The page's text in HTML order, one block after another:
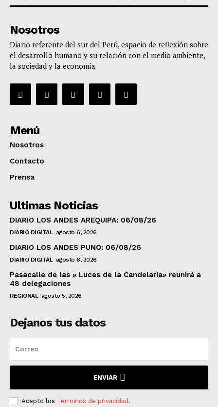
Nosotros
Diario referente del sur del Perú, espacio de reflexión sobre
el desarrollo humano y su relación con el medio ambiente,
la sociedad y la economía
Menú
Nosotros
Contacto
Prensa
Ultimas Noticias
DIARIO LOS ANDES AREQUIPA: 06/08/26
DIARIO DIGITAL agosto 6, 2026
DIARIO LOS ANDES PUNO: 06/08/26
DIARIO DIGITAL agosto 6, 2026
Pasacalle de las » Luces de la Candelaria» reunirá a
48 delegaciones
REGIONAL agosto 5, 2026
Dejanos tus datos
ENVIAR
Acepto los Terminos de privacidad .